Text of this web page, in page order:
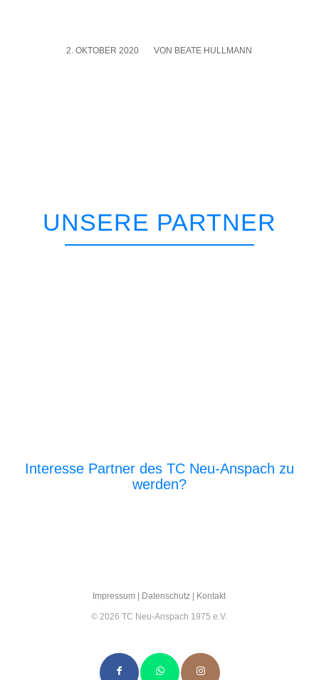
2. OKTOBER 2020
/ VON BEATE HULLMANN
UNSERE PARTNER
Interesse Partner des TC Neu-Anspach zu
werden?
Impres­sum Daten­schutz Kon­takt
© 2026 TC Neu-Anspach 1975 e.V.